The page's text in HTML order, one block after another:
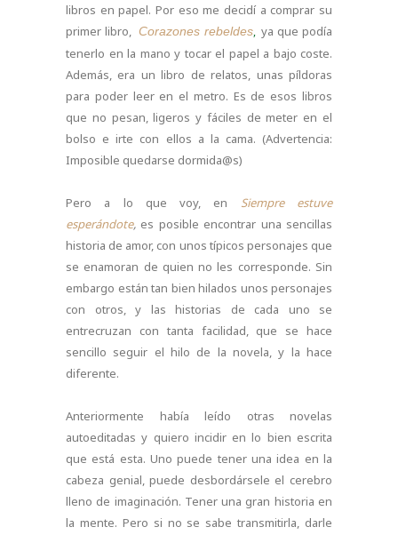
libros en papel. Por eso me decidí a comprar su
primer libro, Corazones rebeldes ya que podía
tenerlo en la mano y tocar el papel a bajo coste.
Además, era un libro de relatos, unas píldoras
para poder leer en el metro. Es de esos libros
que no pesan, ligeros y fáciles de meter en el
bolso e irte con ellos a la cama. (Advertencia:
Imposible quedarse dormida@s)
Pero a lo que voy, en Siempre estuve
esperándote, es posible encontrar una sencillas
historia de amor, con unos típicos personajes que
se enamoran de quien no les corresponde. Sin
embargo están tan bien hilados unos personajes
con otros, y las historias de cada uno se
entrecruzan con tanta facilidad, que se hace
sencillo seguir el hilo de la novela, y la hace
diferente.
Anteriormente había leído otras novelas
autoeditadas y quiero incidir en lo bien escrita
que está esta. Uno puede tener una idea en la
cabeza genial, puede desbordársele el cerebro
lleno de imaginación. Tener una gran historia en
la mente. Pero si no se sabe transmitirla, darle